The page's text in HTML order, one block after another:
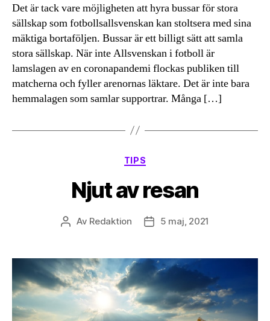
Det är tack vare möjligheten att hyra bussar för stora
sällskap som fotbollsallsvenskan kan stoltsera med sina
mäktiga bortaföljen. Bussar är ett billigt sätt att samla
stora sällskap. När inte Allsvenskan i fotboll är
lamslagen av en coronapandemi flockas publiken till
matcherna och fyller arenornas läktare. Det är inte bara
hemmalagen som samlar supportrar. Många […]
Kategorier
TIPS
Njut av resan
Inläggsförfattare
Av Redaktion Inläggsdatum
5 maj, 2021